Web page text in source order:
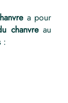
a pour
chanvreau
: